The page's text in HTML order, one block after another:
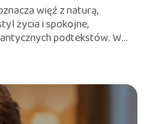
więź z naturą,
życia i spokojne,
podtekstów. W...